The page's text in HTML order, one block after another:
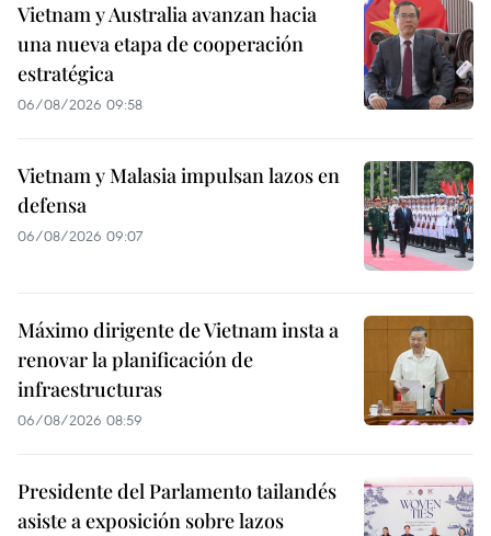
Vietnam y Australia avanzan hacia
una nueva etapa de cooperación
estratégica
06/08/2026 09:58
Vietnam y Malasia impulsan lazos en
defensa
06/08/2026 09:07
Máximo dirigente de Vietnam insta a
renovar la planificación de
infraestructuras
06/08/2026 08:59
Presidente del Parlamento tailandés
asiste a exposición sobre lazos